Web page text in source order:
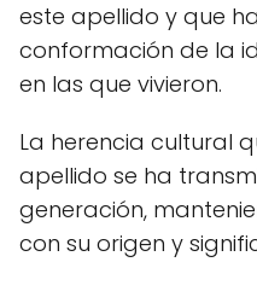
este apellido y que
conformación de la
en las que vivieron.
La herencia cultural
apellido se ha
generación,
con su origen y